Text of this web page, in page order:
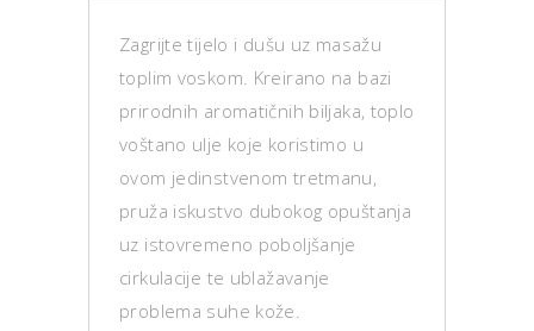
Zagrijte tijelo i dušu uz masažu
toplim voskom. Kreirano na bazi
prirodnih aromatičnih biljaka, toplo
voštano ulje koje koristimo u
ovom jedinstvenom tretmanu,
pruža iskustvo dubokog opuštanja
uz istovremeno poboljšanje
cirkulacije te ublažavanje
problema suhe kože.